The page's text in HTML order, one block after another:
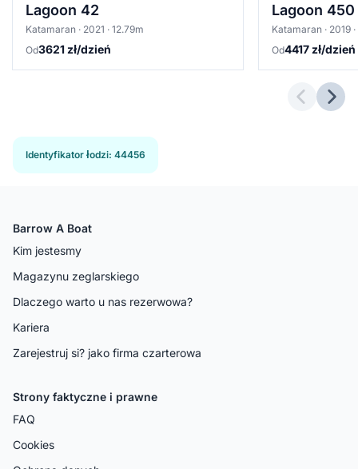
Lagoon 42
Katamaran · 2021 · 12.79m
Od3621 zł/dzień
Lagoon 450
Katamaran · 2019
Od4417 zł/dzień
Identyfikator łodzi: 44456
Barrow A Boat
Kim jestesmy
Magazynu zeglarskiego
Dlaczego warto u nas rezerwowa?
Kariera
Zarejestruj si? jako firma czarterowa
Strony faktyczne i prawne
FAQ
Cookies